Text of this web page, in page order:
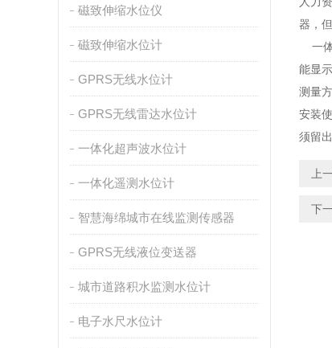
磁致伸缩水位仪
磁致伸缩水位计
GPRS无线水位计
GPRS无线雷达水位计
一体化超声波水位计
一体化遥测水位计
智慧海绵城市在线监测传感器
GPRS无线液位变送器
城市道路积水监测水位计
电子水尺水位计
器，
一体
能显
测量
安装
须留
上
下